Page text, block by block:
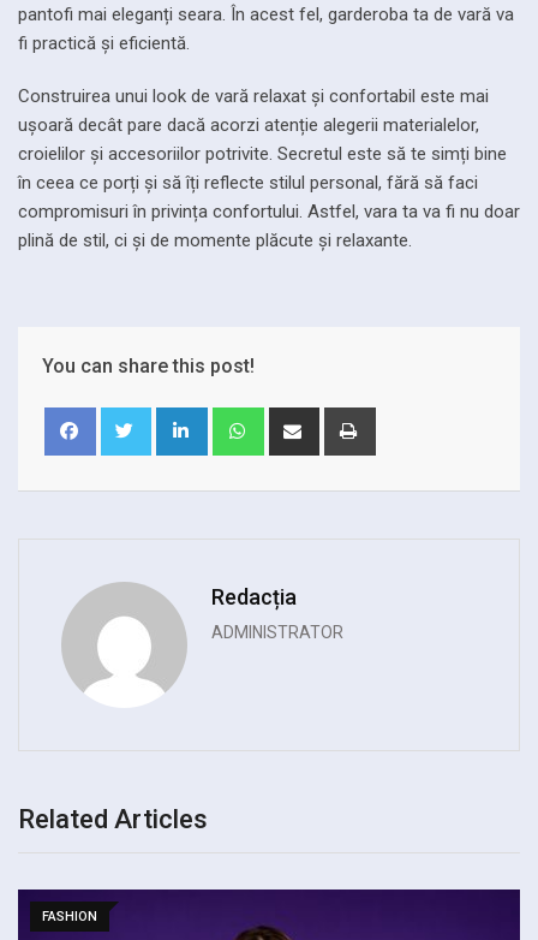
pantofi mai eleganți seara. În acest fel, garderoba ta de vară va
fi practică și eficientă.
Construirea unui look de vară relaxat și confortabil este mai
ușoară decât pare dacă acorzi atenție alegerii materialelor,
croielilor și accesoriilor potrivite. Secretul este să te simți bine
în ceea ce porți și să îți reflecte stilul personal, fără să faci
compromisuri în privința confortului. Astfel, vara ta va fi nu doar
plină de stil, ci și de momente plăcute și relaxante.
You can share this post!
LinkedIn WhatsappShare
Redacția
ADMINISTRATOR
Related Articles
LIFESTYLE